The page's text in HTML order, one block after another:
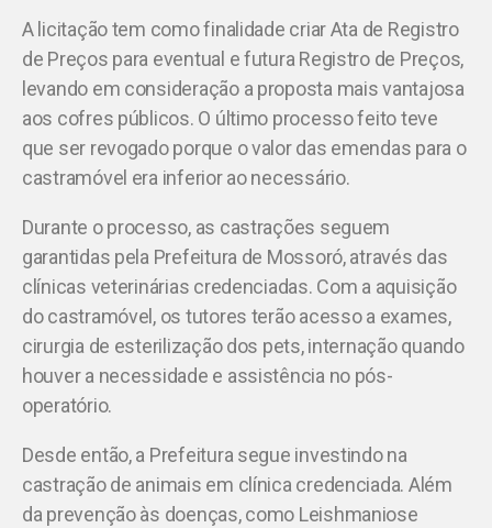
A licitação tem como finalidade criar Ata de Registro
de Preços para eventual e futura Registro de Preços,
levando em consideração a proposta mais vantajosa
aos cofres públicos. O último processo feito teve
que ser revogado porque o valor das emendas para o
castramóvel era inferior ao necessário.
Durante o processo, as castrações seguem
garantidas pela Prefeitura de Mossoró, através das
clínicas veterinárias credenciadas. Com a aquisição
do castramóvel, os tutores terão acesso a exames,
cirurgia de esterilização dos pets, internação quando
houver a necessidade e assistência no pós-
operatório.
Desde então, a Prefeitura segue investindo na
castração de animais em clínica credenciada. Além
da prevenção às doenças, como Leishmaniose